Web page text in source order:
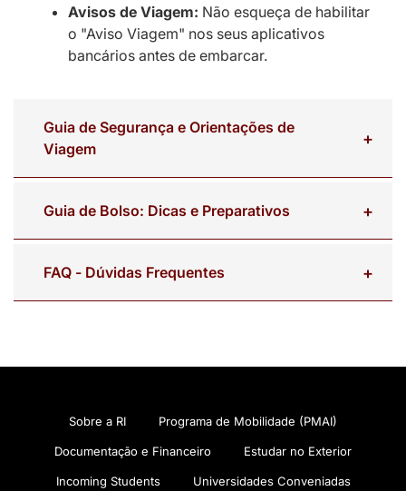
Avisos de Viagem: Não esqueça de habilitar
o "Aviso Viagem" nos seus aplicativos
bancários antes de embarcar.
Guia de Segurança e Orientações de
Viagem
Guia de Bolso: Dicas e Preparativos
FAQ - Dúvidas Frequentes
Sobre a RI Programa de Mobilidade (PMAI)
Documentação e Financeiro Estudar no Exterior
Incoming Students Universidades Conveniadas